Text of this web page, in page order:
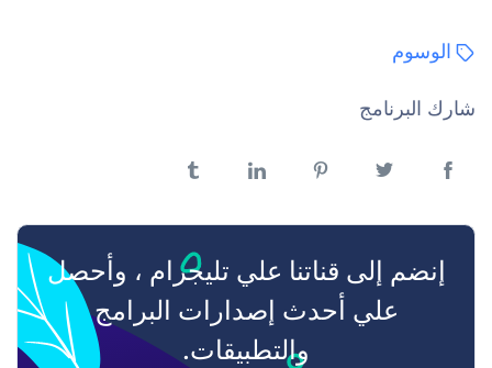
الوسوم
شارك البرنامج
إنضم إلى قناتنا علي تليجرام ، وأحصل
علي أحدث إصدارات البرامج
والتطبيقات.